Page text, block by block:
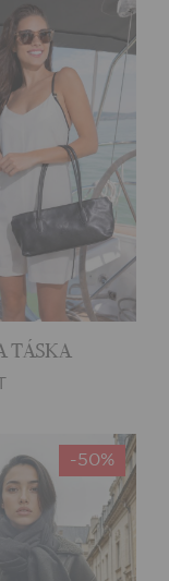
TÁSKA
-50%